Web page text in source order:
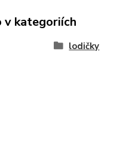
v kategoriích
lodičky